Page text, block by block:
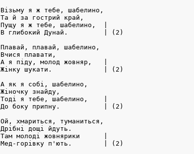
Візьму я ж тебе, шабелино,
Та й за гострий край,
Пущу я ж тебе, шабелино,  |
В глибокий Дунай.         | (2)
Плавай, плавай, шабелино,
Вчися плавати,
А я піду, молод жовняр,   |
Жінку шукати.             | (2)
А як я собі, шабелино,
Жіночку знайду,
Тоді я тебе, шабелино,    |
До боку припну.           | (2)
Ой, хмариться, туманиться,
Дрібні дощі йдуть.
Там молоді жовнярики      |
Мед-горівку п'ють.        | (2)